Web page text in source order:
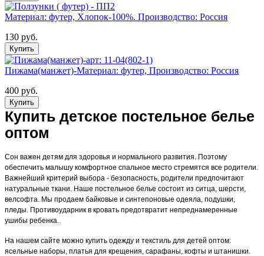
Материал: футер, Хлопок-100%. Производство: Россия
130 руб.
Купить
Пижама(манжет)-Материал: футер, Производство: Россия
400 руб.
Купить
Купить детское постельное белье
оптом
Сон важен детям для здоровья и нормального развития. Поэтому
обеспечить малышу комфортное спальное место стремятся все родители.
Важнейший критерий выбора - безопасность, родители предпочитают
натуральные ткани. Наше постельное белье состоит из ситца, шерсти,
велсофта. Мы продаем байковые и синтепоновые одеяла, подушки,
пледы. Противоударник в кровать предотвратит непреднамеренные
ушибы ребенка.
На нашем сайте можно купить одежду и текстиль для детей оптом:
ясельные наборы, платья для крещения, сарафаны, кофты и штанишки.